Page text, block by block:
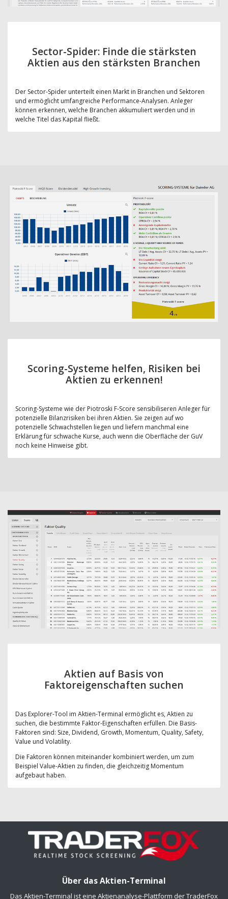
Sector-Spider: Finde die stärksten
Aktien aus den stärksten Branchen
Der Sector-Spider unterteilt einen Markt in Branchen und Sektoren
und ermöglicht umfangreiche Performance-Analysen. Anleger
können erkennen, welche Branchen akkumuliert werden und in
welche Titel das Kapital fließt.
Scoring-Systeme helfen, Risiken bei
Aktien zu erkennen!
Scoring-Systeme wie der Piotroski F-Score sensibiliseren Anleger für
potenzielle Bilanzrisiken bei ihren Aktien. Sie zeigen auf wo
potenzielle Schwachstellen liegen und liefern manchmal eine
Erklärung für schwache Kurse, auch wenn die Oberfläche der GuV
noch keine Hinweise gibt.
Aktien auf Basis von
Faktoreigenschaften suchen
Das Explorer-Tool im Aktien-Terminal ermöglicht es, Aktien zu
suchen, die bestimmte Faktor-Eigenschaften erfüllen. Die Basis-
Faktoren sind: Size, Dividend, Growth, Momentum, Quality, Safety,
Value und Volatility.
Die Faktoren können miteinander kombiniert werden, um zum
Beispiel Value-Aktien zu finden, die gleichzeitig Momentum
aufgebaut haben.
Über das Aktien-Terminal
Das Aktien-Terminal ist eine Aktienanalyse-Plattform der TraderFox